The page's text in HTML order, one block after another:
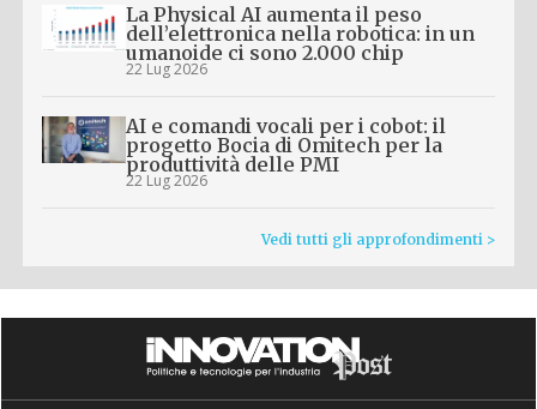
La Physical AI aumenta il peso
dell’elettronica nella robotica: in un
umanoide ci sono 2.000 chip
22 Lug 2026
AI e comandi vocali per i cobot: il
progetto Bocia di Omitech per la
produttività delle PMI
22 Lug 2026
Vedi tutti gli approfondimenti >